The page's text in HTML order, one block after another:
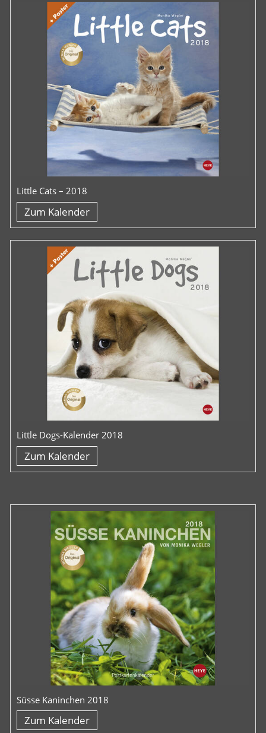
Little Cats – 2018
Zum Kalender
Little Dogs-Kalender 2018
Zum Kalender
Süsse Kaninchen 2018
Zum Kalender